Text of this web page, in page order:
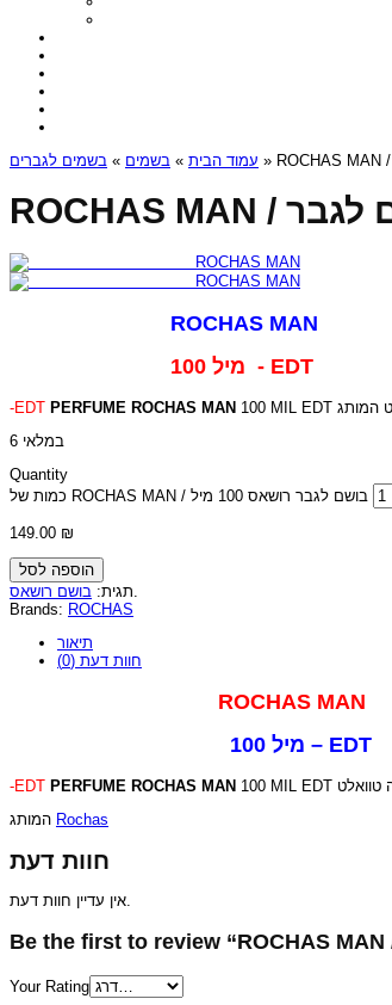
עמוד הבית » בשמים » בשמים לגברים
ROCHAS MAN
100 מיל - EDT
-EDT PERFUME ROCHAS MAN 100 MIL EDT
6 במלאי
Quantity
כמות של ROCHAS MAN / בושם לגבר רושאס 100 מיל
149.00 ₪
הוספה לסל
תגית: בושם רושאס
.
Brands: ROCHAS
תיאור
חוות דעת (0)
ROCHAS MAN
100 מיל – EDT
-EDT PERFUME ROCHAS MAN 100 MIL EDT
Rochas
חוות דעת
אין עדיין חוות דעת.
Your Rating